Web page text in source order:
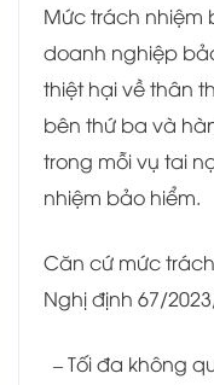
Mức trách nhiệm
doanh nghiệp
thiệt hại về thân
bên thứ ba và
trong mỗi vụ tai
nhiệm bảo hiểm.
Căn cứ mức
Nghị định 67/
– Tối đa không